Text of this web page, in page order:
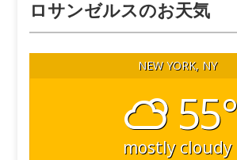
ロサンゼルスのお天気
NEW YORK, NY
55°
mostly cloudy